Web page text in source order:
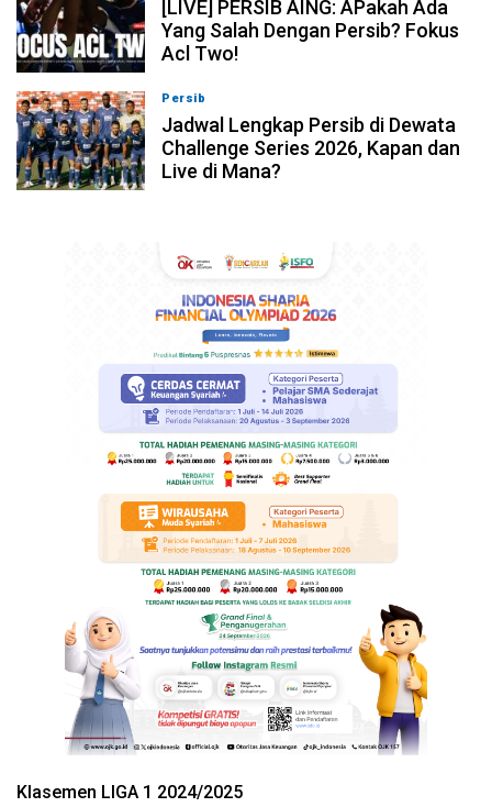
[LIVE] PERSIB AING: APakah Ada
Yang Salah Dengan Persib? Fokus
Acl Two!
Persib
Jadwal Lengkap Persib di Dewata
Challenge Series 2026, Kapan dan
Live di Mana?
Klasemen LIGA 1 2024/2025